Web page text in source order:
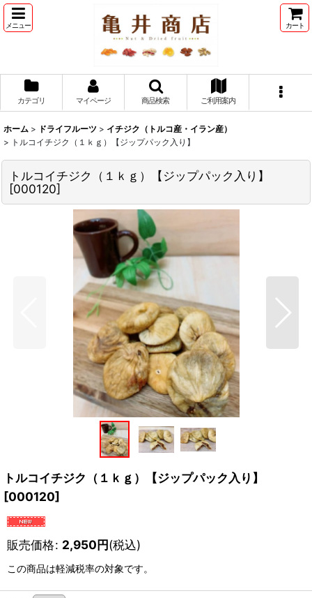
メニュー カート
カテゴリ マイページ 商品検索 ご利用案内
ホーム > ドライフルーツ > イチジク（トルコ産・イラン産）
> トルコイチジク（１ｋｇ）【ジップパック入り】
トルコイチジク（１ｋｇ）【ジップパック入り】
[000120]
トルコイチジク（１ｋｇ）【ジップパック入り】
[000120]
販売価格: 2,950円(税込)
この商品は軽減税率の対象です。